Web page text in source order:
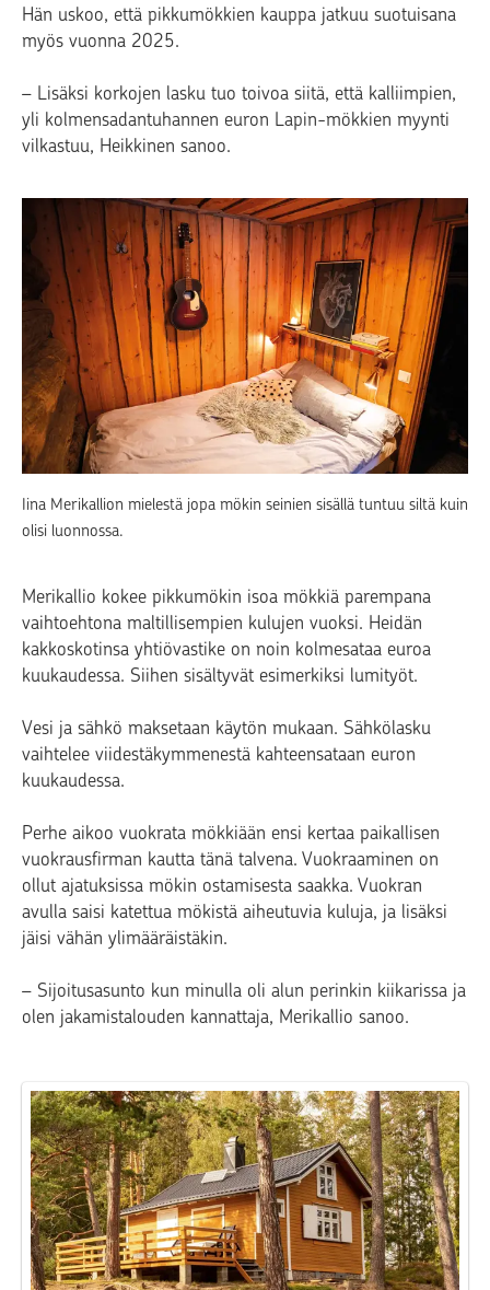
Hän uskoo, että pikkumökkien kauppa jatkuu suotuisana
myös vuonna 2025.
– Lisäksi korkojen lasku tuo toivoa siitä, että kalliimpien,
yli kolmensadantuhannen euron Lapin-mökkien myynti
vilkastuu, Heikkinen sanoo.
Iina Merikallion mielestä jopa mökin seinien sisällä tuntuu siltä kuin
olisi luonnossa.
Merikallio kokee pikkumökin isoa mökkiä parempana
vaihtoehtona maltillisempien kulujen vuoksi. Heidän
kakkoskotinsa yhtiövastike on noin kolmesataa euroa
kuukaudessa. Siihen sisältyvät esimerkiksi lumityöt.
Vesi ja sähkö maksetaan käytön mukaan. Sähkölasku
vaihtelee viidestäkymmenestä kahteensataan euron
kuukaudessa.
Perhe aikoo vuokrata mökkiään ensi kertaa paikallisen
vuokrausfirman kautta tänä talvena. Vuokraaminen on
ollut ajatuksissa mökin ostamisesta saakka. Vuokran
avulla saisi katettua mökistä aiheutuvia kuluja, ja lisäksi
jäisi vähän ylimääräistäkin.
– Sijoitusasunto kun minulla oli alun perinkin kiikarissa ja
olen jakamistalouden kannattaja, Merikallio sanoo.